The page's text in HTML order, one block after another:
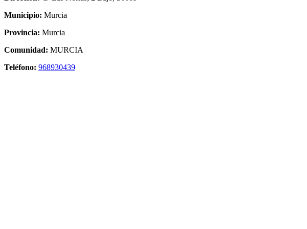
Municipio: Murcia
Provincia: Murcia
Comunidad: MURCIA
Teléfono: 968930439